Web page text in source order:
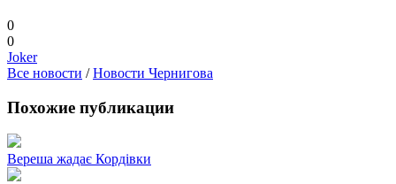
0
0
Joker
Все новости /Новости Чернигова
Похожие публикации
Вереша жадає Кордівки